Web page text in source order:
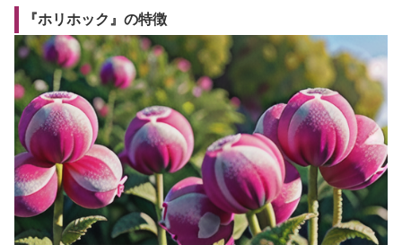
『ホリホック』の特徴